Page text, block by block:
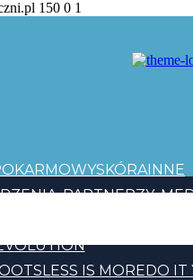
150 0 1
SKÓRAINNE
PARTNERZY
LESS IS MOREDO IT